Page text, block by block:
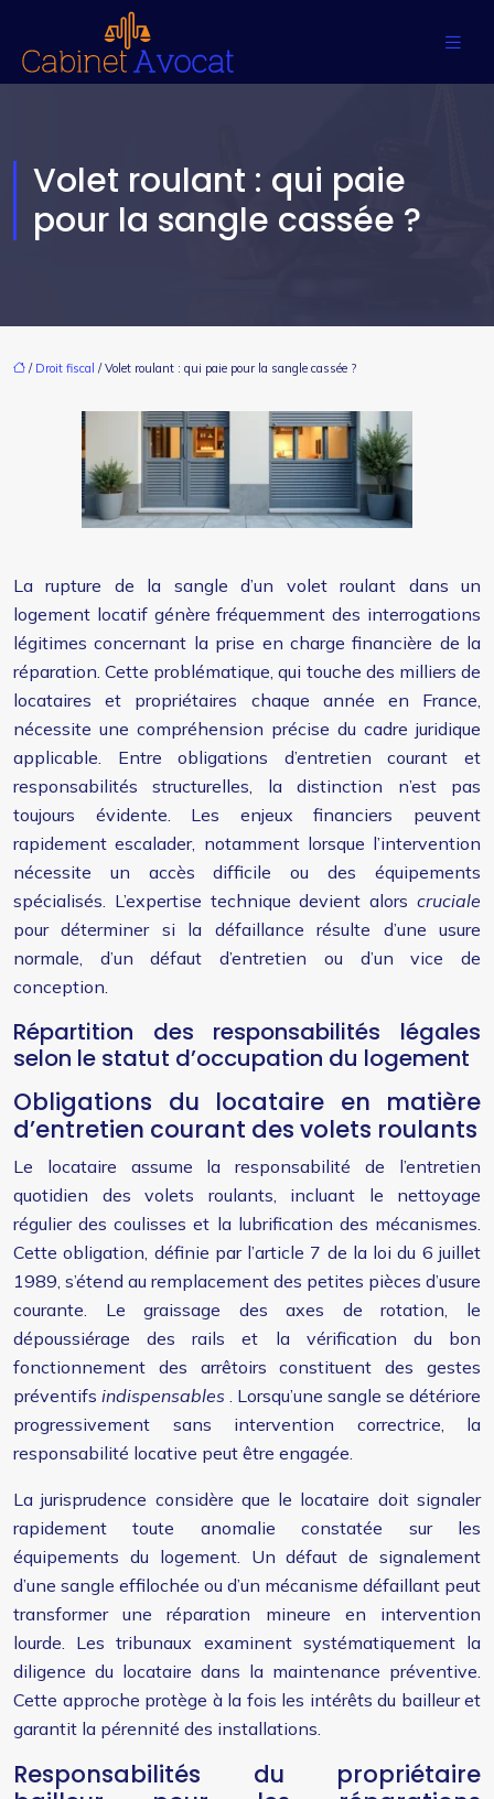
Volet roulant : qui paie
pour la sangle cassée ?
/ Droit fiscal / Volet roulant : qui paie pour la sangle cassée ?
La rupture de la sangle d’un volet roulant dans un
logement locatif génère fréquemment des interrogations
légitimes concernant la prise en charge financière de la
réparation. Cette problématique, qui touche des milliers de
locataires et propriétaires chaque année en France,
nécessite une compréhension précise du cadre juridique
applicable. Entre obligations d’entretien courant et
responsabilités structurelles, la distinction n’est pas
toujours évidente. Les enjeux financiers peuvent
rapidement escalader, notamment lorsque l’intervention
nécessite un accès difficile ou des équipements
spécialisés. L’expertise technique devient alors cruciale
pour déterminer si la défaillance résulte d’une usure
normale, d’un défaut d’entretien ou d’un vice de
conception.
Répartition des responsabilités légales
selon le statut d’occupation du logement
Obligations du locataire en matière
d’entretien courant des volets roulants
Le locataire assume la responsabilité de l’entretien
quotidien des volets roulants, incluant le nettoyage
régulier des coulisses et la lubrification des mécanismes.
Cette obligation, définie par l’article 7 de la loi du 6 juillet
1989, s’étend au remplacement des petites pièces d’usure
courante. Le graissage des axes de rotation, le
dépoussiérage des rails et la vérification du bon
fonctionnement des arrêtoirs constituent des gestes
préventifs indispensables . Lorsqu’une sangle se détériore
progressivement sans intervention correctrice, la
responsabilité locative peut être engagée.
La jurisprudence considère que le locataire doit signaler
rapidement toute anomalie constatée sur les
équipements du logement. Un défaut de signalement
d’une sangle effilochée ou d’un mécanisme défaillant peut
transformer une réparation mineure en intervention
lourde. Les tribunaux examinent systématiquement la
diligence du locataire dans la maintenance préventive.
Cette approche protège à la fois les intérêts du bailleur et
garantit la pérennité des installations.
Responsabilités du propriétaire